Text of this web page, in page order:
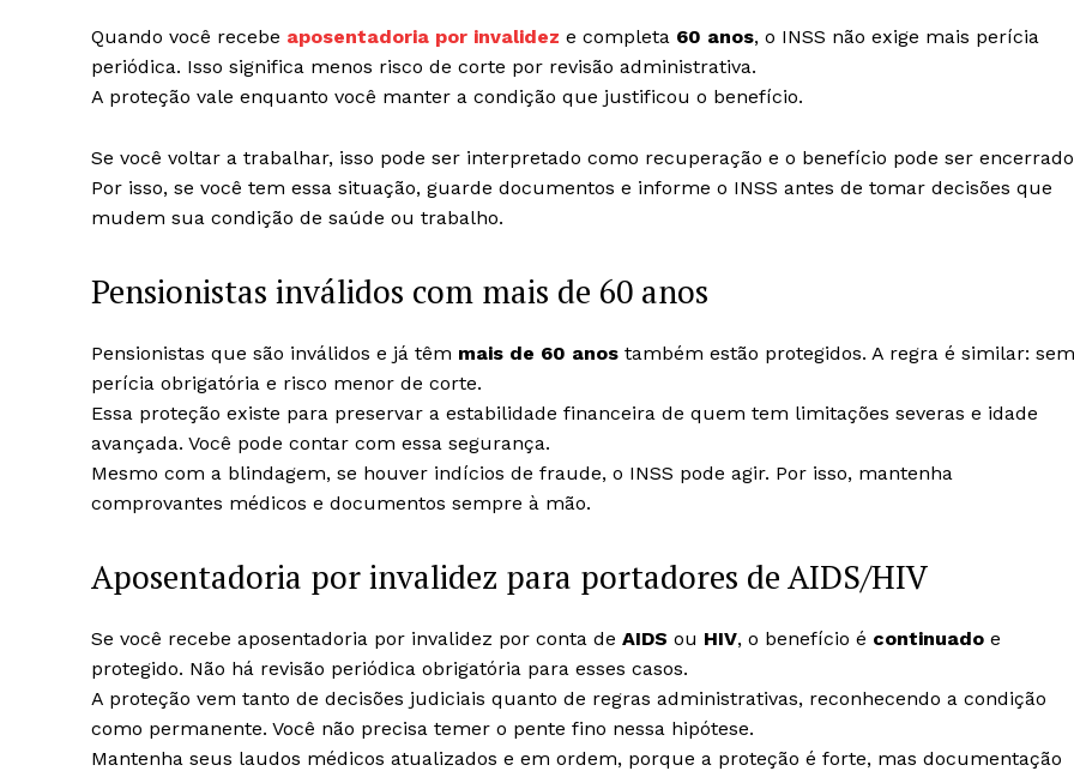
Quando você recebe aposentadoria por invalidez e completa 60 anos, o INSS não exige mais perícia
periódica. Isso significa menos risco de corte por revisão administrativa.
A proteção vale enquanto você manter a condição que justificou o benefício.
Se você voltar a trabalhar, isso pode ser interpretado como recuperação e o benefício pode ser
Por isso, se você tem essa situação, guarde documentos e informe o INSS antes de tomar decisões que
mudem sua condição de saúde ou trabalho.
Pensionistas inválidos com mais de 60 anos
Pensionistas que são inválidos e já têm mais de 60 anos também estão protegidos. A regra é similar: sem
perícia obrigatória e risco menor de corte.
Essa proteção existe para preservar a estabilidade financeira de quem tem limitações severas e idade
avançada. Você pode contar com essa segurança.
Mesmo com a blindagem, se houver indícios de fraude, o INSS pode agir. Por isso, mantenha
comprovantes médicos e documentos sempre à mão.
Aposentadoria por invalidez para portadores de AIDS/HIV
Se você recebe aposentadoria por invalidez por conta de AIDS ou HIV, o benefício é continuado e
protegido. Não há revisão periódica obrigatória para esses casos.
A proteção vem tanto de decisões judiciais quanto de regras administrativas, reconhecendo a condição
como permanente. Você não precisa temer o pente fino nessa hipótese.
Mantenha seus laudos médicos atualizados e em ordem, porque a proteção é forte, mas documentação